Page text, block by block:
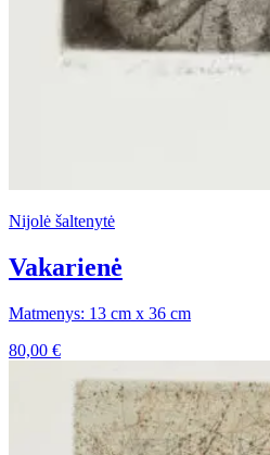
Nijolė šaltenytė
Vakarienė
Matmenys: 13 cm x 36 cm
80,00 €